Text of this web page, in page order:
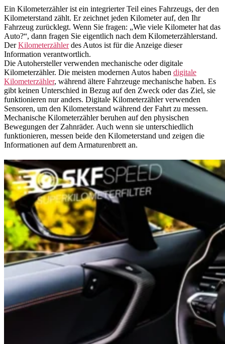
Ein Kilometerzähler ist ein integrierter Teil eines Fahrzeugs, der den
Kilometerstand zählt. Er zeichnet jeden Kilometer auf, den Ihr
Fahrzeug zurücklegt. Wenn Sie fragen: „Wie viele Kilometer hat das
Auto?“, dann fragen Sie eigentlich nach dem Kilometerzählerstand.
DerKilometerzählerdes Autos ist für die Anzeige dieser
Information verantwortlich.
Die Autohersteller verwenden mechanische oder digitale
Kilometerzähler. Die meisten modernen Autos haben digitale
Kilometerzähler, während ältere Fahrzeuge mechanische haben. Es
gibt keinen Unterschied in Bezug auf den Zweck oder das Ziel, sie
funktionieren nur anders. Digitale Kilometerzähler verwenden
Sensoren, um den Kilometerstand während der Fahrt zu messen.
Mechanische Kilometerzähler beruhen auf den physischen
Bewegungen der Zahnräder. Auch wenn sie unterschiedlich
funktionieren, messen beide den Kilometerstand und zeigen die
Informationen auf dem Armaturenbrett an.